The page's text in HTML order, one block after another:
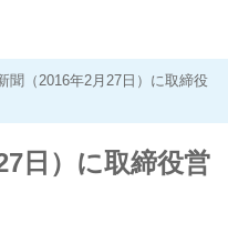
聞（2016年2月27日）に取締役
日）に取締役営